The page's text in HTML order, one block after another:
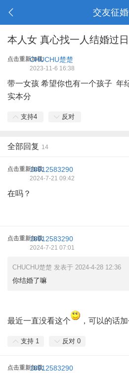
交友征婚
本人女 真心找一人结婚过
点击重新加载CHUCHU楚楚
2023-11-6 16:38
带一女孩 希望你也有一个孩子 年
实本分
支持4 反对
全部回复 14
点击重新加载18912583290
2024-7-21 09:42
在吗？
点击重新加载18912583290
2024-7-21 07:01
CHUCHU楚楚 发表于 2024-4-28 12:36
你结婚了嘛
最近一直没看这个 ，可以的话
支持 1 反对 0
点击重新加载18912583290